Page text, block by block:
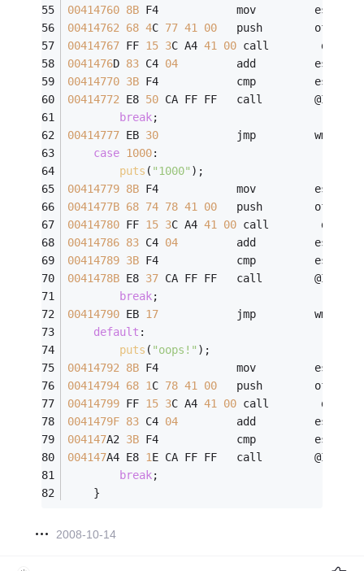
00414760 8B F4            mov
00414762 68 4C 77 41 00
   push        offset
00414767 FF 15 3C A4 41 00 call        dword
0041476D 83 C4 04
         add         esp,
00414770 3B F4            cmp
00414772 E8 50 CA FF FF   call        @ILT+
break;
00414777 EB 30
            jmp         wmain+
case 1000:
puts ( "1000" );
00414779 8B F4            mov
0041477B 68 74 78 41 00
   push        offset
00414780 FF 15 3C A4 41 00 call        dword
00414786 83 C4 04
         add         esp,
00414789 3B F4            cmp
0041478B E8 37 CA FF FF   call        @ILT+
break;
00414790 EB 17
            jmp         wmain+
default :
puts ( "oops!" );
00414792 8B F4            mov
00414794 68 1C 78 41 00
   push        offset
00414799 FF 15 3C A4 41 00 call        dword
0041479F 83 C4 04
         add         esp,
004147A2 3B F4            cmp
004147A4 E8 1E CA FF FF   call        @ILT+
break;
	}
2008-10-14